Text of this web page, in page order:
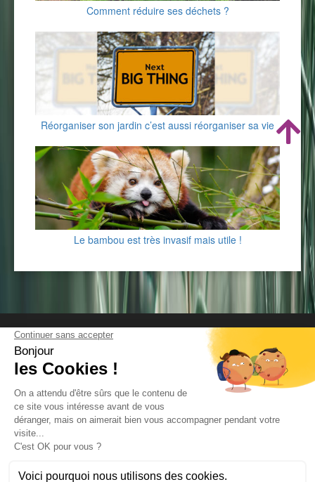
Comment réduire ses déchets ?
Réorganiser son jardin c’est aussi réorganiser sa vie
Le bambou est très invasif mais utile !